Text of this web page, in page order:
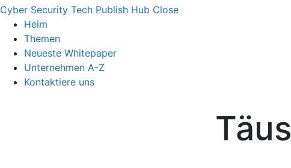
Cyber Security Tech Publish Hub Close
Heim
Themen
Neueste Whitepaper
Unternehmen A-Z
Kontaktiere uns